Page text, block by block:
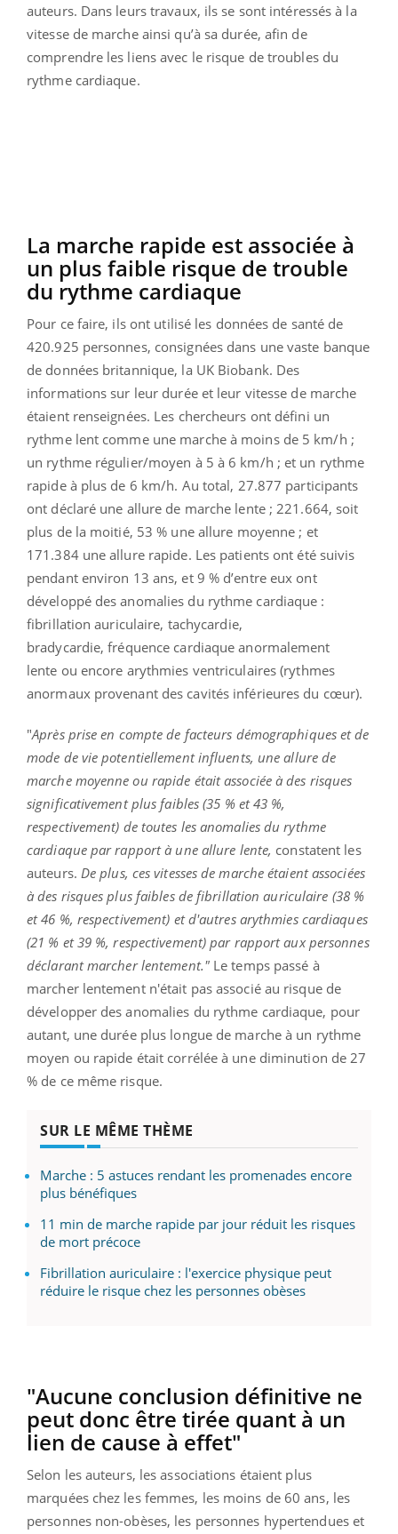
auteurs. Dans leurs travaux, ils se sont intéressés à la
vitesse de marche ainsi qu’à sa durée, afin de
comprendre les liens avec le risque de troubles du
rythme cardiaque.
La marche rapide est associée à
un plus faible risque de trouble
du rythme cardiaque
Pour ce faire, ils ont utilisé les données de santé de
420.925 personnes, consignées dans une vaste banque
de données britannique, la UK Biobank. Des
informations sur leur durée et leur vitesse de marche
étaient renseignées. Les chercheurs ont défini un
rythme lent comme une marche à moins de 5 km/h ;
un rythme régulier/moyen à 5 à 6 km/h ; et un rythme
rapide à plus de 6 km/h. Au total, 27.877 participants
ont déclaré une allure de marche lente ; 221.664, soit
plus de la moitié, 53 % une allure moyenne ; et
171.384 une allure rapide. Les patients ont été suivis
pendant environ 13 ans, et 9 % d’entre eux ont
développé des anomalies du rythme cardiaque :
fibrillation auriculaire, tachycardie,
bradycardie, fréquence cardiaque anormalement
lente ou encore arythmies ventriculaires (rythmes
anormaux provenant des cavités inférieures du cœur).
"Après prise en compte de facteurs démographiques et de
mode de vie potentiellement influents, une allure de
marche moyenne ou rapide était associée à des risques
significativement plus faibles (35 % et 43 %,
respectivement) de toutes les anomalies du rythme
cardiaque par rapport à une allure lente, constatent les
auteurs. De plus, ces vitesses de marche étaient associées
à des risques plus faibles de fibrillation auriculaire (38 %
et 46 %, respectivement) et d'autres arythmies cardiaques
(21 % et 39 %, respectivement) par rapport aux personnes
déclarant marcher lentement."Le temps passé à
marcher lentement n'était pas associé au risque de
développer des anomalies du rythme cardiaque, pour
autant, une durée plus longue de marche à un rythme
moyen ou rapide était corrélée à une diminution de 27
% de ce même risque.
SUR LE MÊME THÈME
Marche : 5 astuces rendant les promenades encore
plus bénéfiques
11 min de marche rapide par jour réduit les risques
de mort précoce
Fibrillation auriculaire : l'exercice physique peut
réduire le risque chez les personnes obèses
"Aucune conclusion définitive ne
peut donc être tirée quant à un
lien de cause à effet"
Selon les auteurs, les associations étaient plus
marquées chez les femmes, les moins de 60 ans, les
personnes non-obèses, les personnes hypertendues et